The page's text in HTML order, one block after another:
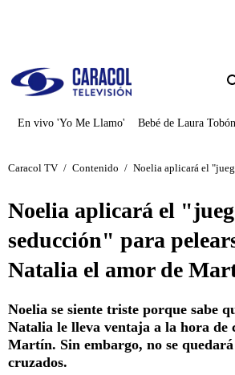
En vivo 'Yo Me Llamo' Bebé de Laura Tobón
Caracol TV / Contenido / Noelia aplicará el
Noelia aplicará el
seducción" para
Natalia el amor de
Noelia se siente triste porque sabe
Natalia le lleva ventaja a la hora de
Martín. Sin embargo, no se
cruzados.